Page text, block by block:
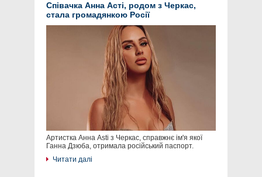
Співачка Анна Асті, родом з Черкас,
стала громадянкою Росії
Артистка Анна Asti з Черкас, справжнє ім'я якої
Ганна Дзюба, отримала російський паспорт.
Читати далі